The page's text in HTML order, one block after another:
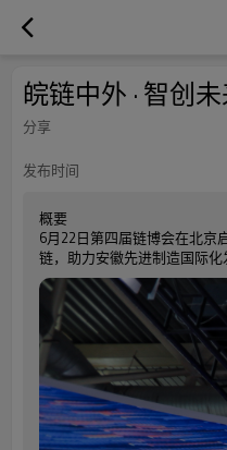
皖链中外 · 智创
分享
发布时间
概要
6月22日第四届链博会在北京
链，助力安徽先进制造国际化